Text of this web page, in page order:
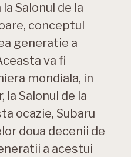
Salonul de la
conceptul
generatie a
va fi
mondiala, in
la Salonul de la
ocazie, Subaru
doua decenii de
a acestui